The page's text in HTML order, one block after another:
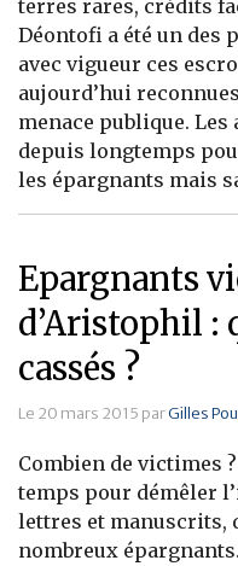
terres rares, crédits
Déontofi a été un des
avec vigueur ces
aujourd’hui
menace publique.
depuis longtemps
les épargnants mais
Epargnants
d’Aristophil :
cassés ?
Le 20 mars 2015 parGilles
Combien de victimes
temps pour démêler
lettres et manuscrits,
nombreux